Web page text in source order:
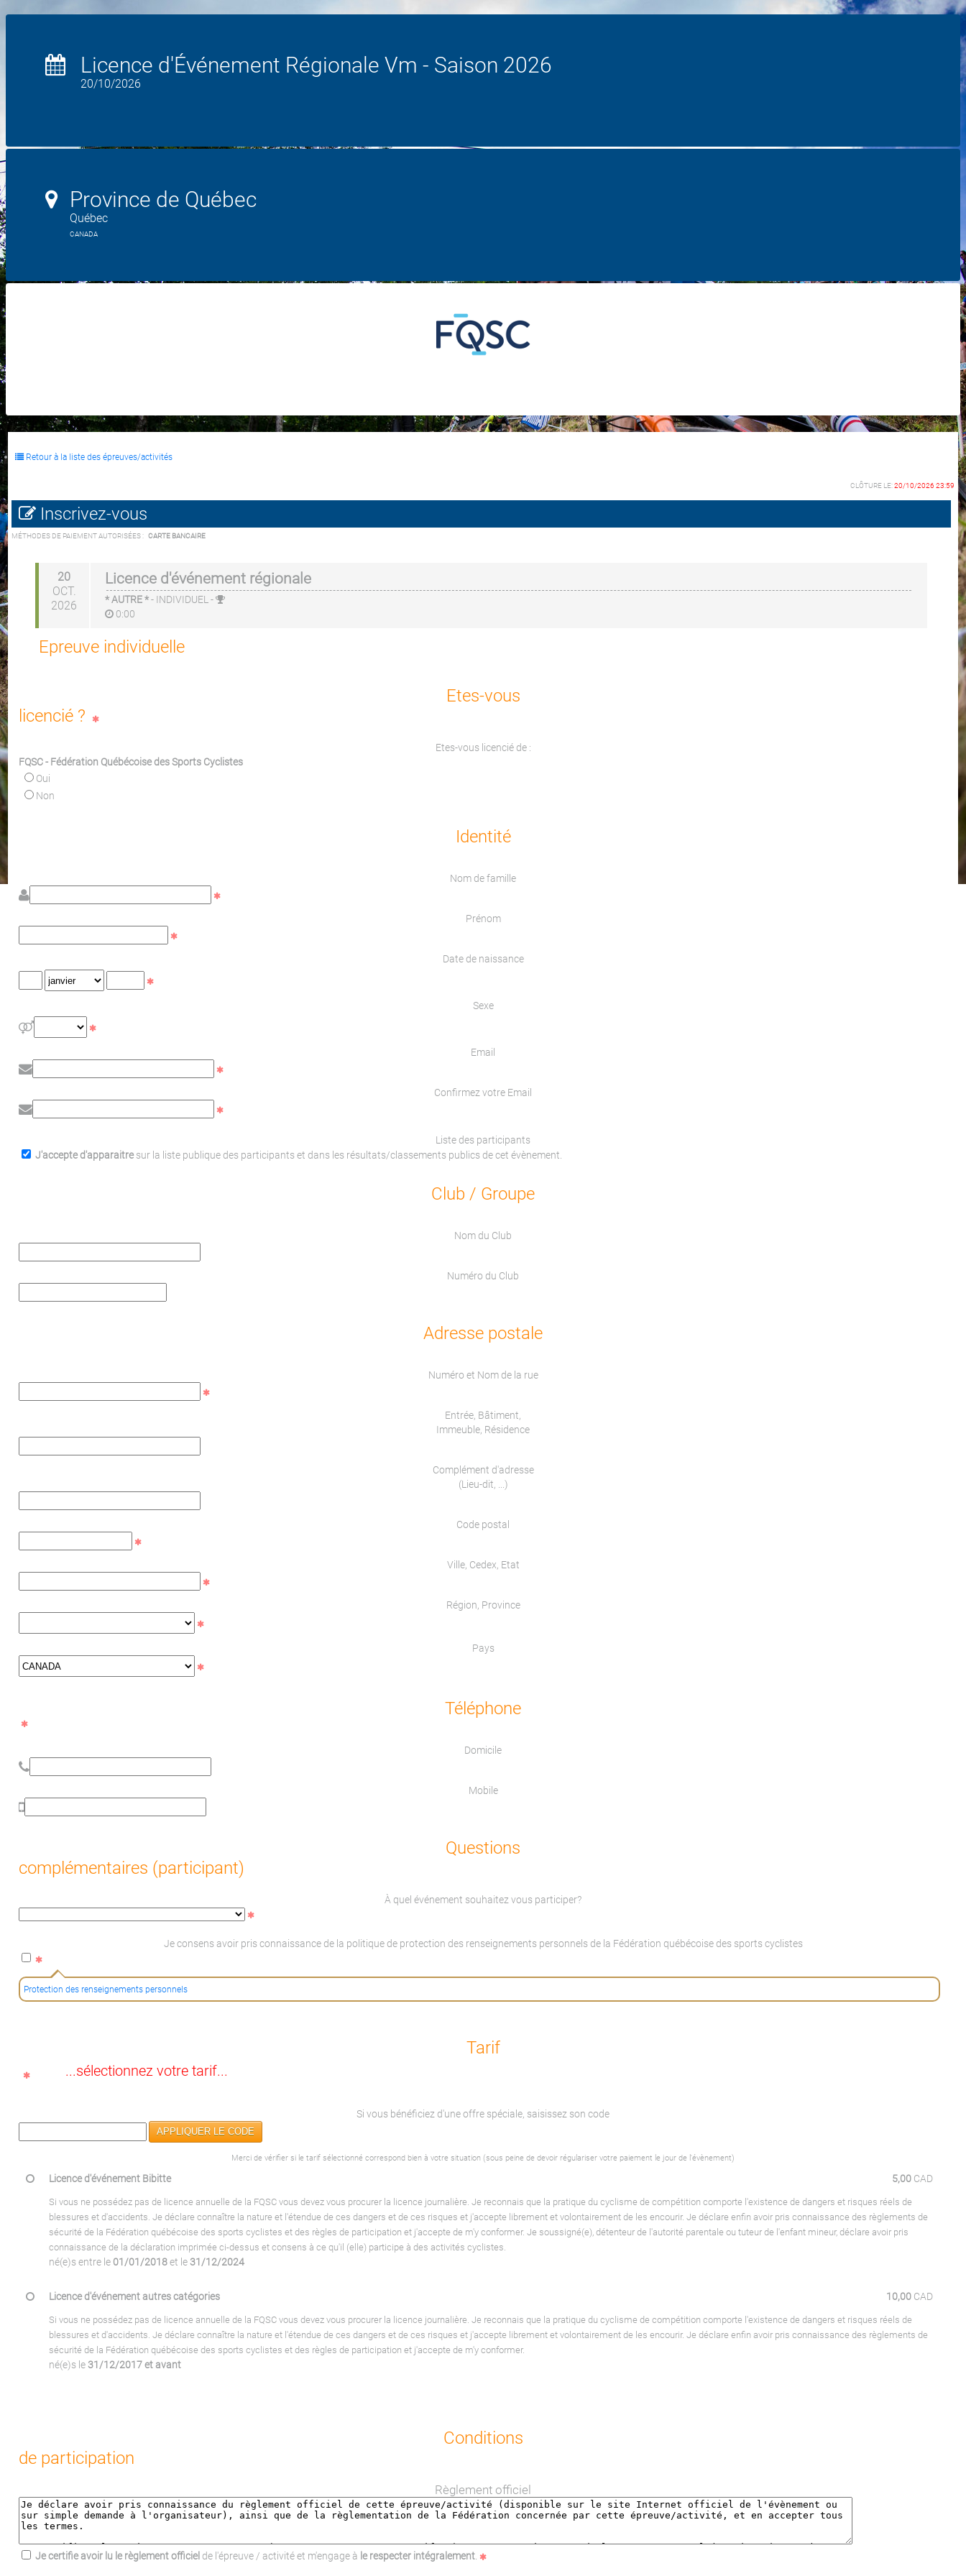
Licence d'Événement Régionale Vm - Saison 2026
20/10/2026
Province de Québec
Québec
CANADA
Retour à la liste des épreuves/activités
CLÔTURE LE:20/10/2026 23:59
Inscrivez-vous
MÉTHODES DE PAIEMENT AUTORISÉES : CARTE BANCAIRE
20
OCT.
2026
Licence d'événement régionale
* AUTRE *- INDIVIDUEL -
0:00
Epreuve individuelle
Etes-vous
licencié ?
Etes-vous licencié de :
FQSC - Fédération Québécoise des Sports Cyclistes
Oui
Non
Identité
Nom de famille
Prénom
Date de naissance
Sexe
Email
Confirmez votre Email
Liste des participants
J'accepte d'apparaitresur la liste publique des participants et dans les résultats/classements publics de cet évènement.
Club / Groupe
Nom du Club
Numéro du Club
Adresse postale
Numéro et Nom de la rue
Entrée, Bâtiment,
Immeuble, Résidence
Complément d'adresse
(Lieu-dit, ...)
Code postal
Ville, Cedex, Etat
Région, Province
Pays
Téléphone
Domicile
Mobile
Questions
complémentaires (participant)
À quel événement souhaitez vous participer?
Je consens avoir pris connaissance de la politique de protection des renseignements personnels de la Fédération québécoise des sports cyclistes
Protection des renseignements personnels
Tarif
...sélectionnez votre tarif...
Si vous bénéficiez d'une offre spéciale, saisissez son code
APPLIQUER LE CODE
Merci de vérifier si le tarif sélectionné correspond bien à votre situation (sous peine de devoir régulariser votre paiement le jour de l'évènement)
Licence d'événement Bibitte 5,00 CAD
Si vous ne possédez pas de licence annuelle de la FQSC vous devez vous procurer la licence journalière. Je reconnais que la pratique du cyclisme de compétition comporte l'existence de dangers et risques réels de
blessures et d'accidents. Je déclare connaître la nature et l'étendue de ces dangers et de ces risques et j'accepte librement et volontairement de les encourir. Je déclare enfin avoir pris connaissance des règlements de
sécurité de la Fédération québécoise des sports cyclistes et des règles de participation et j'accepte de m'y conformer. Je soussigné(e), détenteur de l'autorité parentale ou tuteur de l'enfant mineur, déclare avoir pris
connaissance de la déclaration imprimée ci-dessus et consens à ce qu'il (elle) participe à des activités cyclistes.
né(e)s entre le 01/01/2018et le 31/12/2024
Licence d'événement autres catégories 10,00 CAD
Si vous ne possédez pas de licence annuelle de la FQSC vous devez vous procurer la licence journalière. Je reconnais que la pratique du cyclisme de compétition comporte l'existence de dangers et risques réels de
blessures et d'accidents. Je déclare connaître la nature et l'étendue de ces dangers et de ces risques et j'accepte librement et volontairement de les encourir. Je déclare enfin avoir pris connaissance des règlements de
sécurité de la Fédération québécoise des sports cyclistes et des règles de participation et j'accepte de m'y conformer.
né(e)s le 31/12/2017 et avant
Conditions
de participation
Règlement officiel
Je certifie avoir lu le règlement officiel de l'épreuve / activité et m'engage à le respecter intégralement